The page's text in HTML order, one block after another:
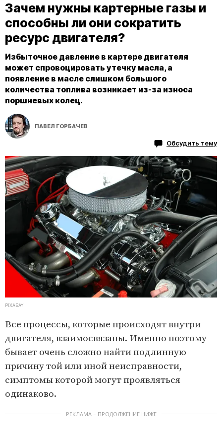
Зачем нужны картерные газы и
способны ли они сократить
ресурс двигателя?
Избыточное давление в картере двигателя
может спровоцировать утечку масла, а
появление в масле слишком большого
количества топлива возникает из-за износа
поршневых колец.
ПАВЕЛ ГОРБАЧЕВ
Обсудить тему
PIXABAY
Все процессы, которые происходят внутри
двигателя, взаимосвязаны. Именно поэтому
бывает очень сложно найти подлинную
причину той или иной неисправности,
симптомы которой могут проявляться
одинаково.
РЕКЛАМА – ПРОДОЛЖЕНИЕ НИЖЕ